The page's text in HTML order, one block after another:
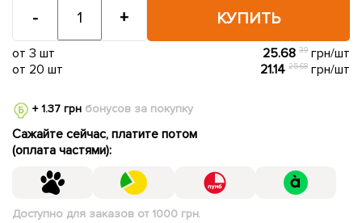
КУПИТЬ
- +
от 3 шт 25.6839 грн/шт
от 20 шт
21.1425.68 грн/шт
+ 1.37 грнбонусов за покупку
Сажайте сейчас, платите потом
(оплата частями):
Доступно для заказов от 1000 грн.